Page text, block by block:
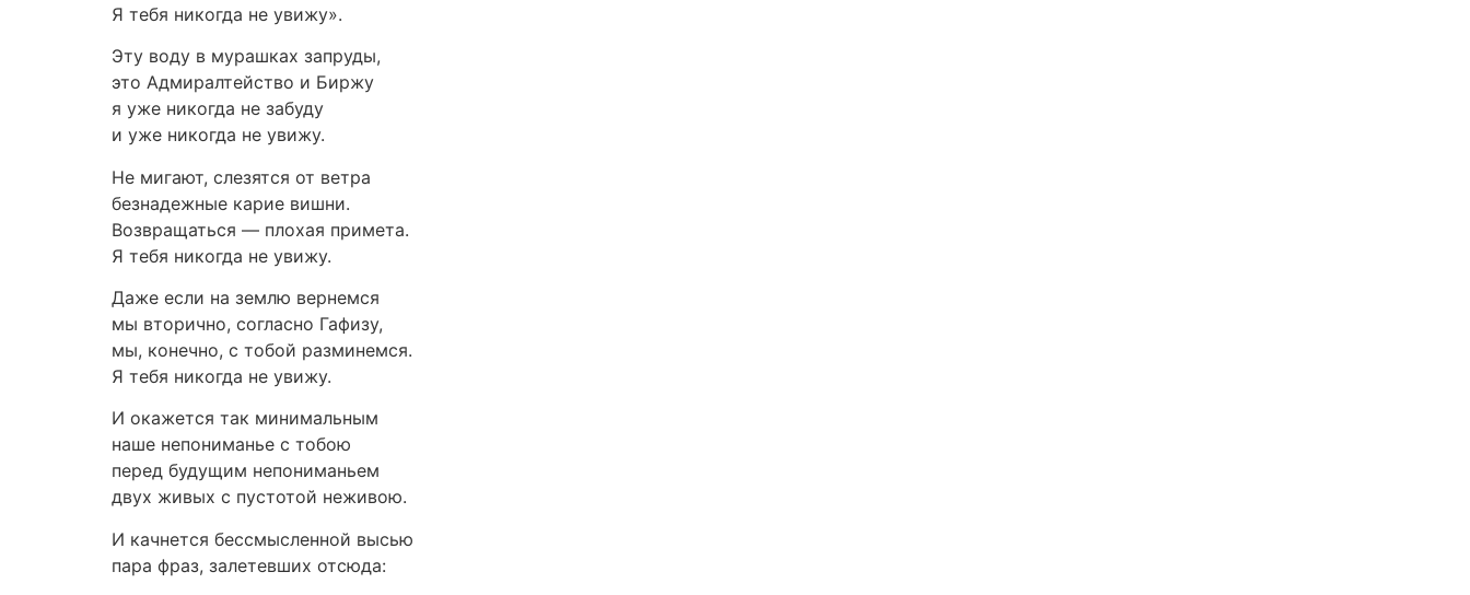
Я тебя никогда не увижу».
Эту воду в мурашках запруды,
это Адмиралтейство и Биржу
я уже никогда не забуду
и уже никогда не увижу.
Не мигают, слезятся от ветра
безнадежные карие вишни.
Возвращаться — плохая примета.
Я тебя никогда не увижу.
Даже если на землю вернемся
мы вторично, согласно Гафизу,
мы, конечно, с тобой разминемся.
Я тебя никогда не увижу.
И окажется так минимальным
наше непониманье с тобою
перед будущим непониманьем
двух живых с пустотой неживою.
И качнется бессмысленной высью
пара фраз, залетевших отсюда: